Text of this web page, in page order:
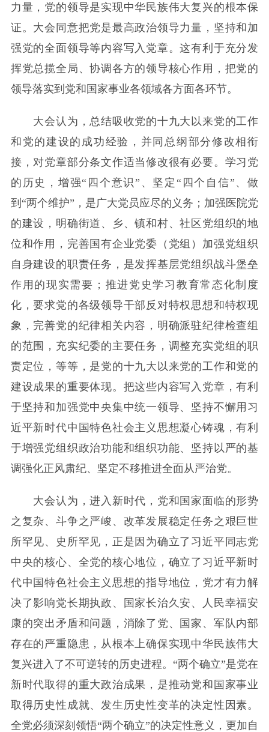
力量，党的领导是实现中华民族伟大复兴的根本保
证。大会同意把党是最高政治领导力量，坚持和加
强党的全面领导等内容写入党章。这有利于充分发
挥党总揽全局、协调各方的领导核心作用，把党的
领导落实到党和国家事业各领域各方面各环节。
大会认为，总结吸收党的十九大以来党的工作
和党的建设的成功经验，并同总纲部分修改相衔
接，对党章部分条文作适当修改很有必要。学习党
的历史，增强“四个意识”、坚定“四个自信”、做
到“两个维护”，是广大党员应尽的义务；加强医院党
的建设，明确街道、乡、镇和村、社区党组织的地
位和作用，完善国有企业党委（党组）加强党组织
自身建设的职责任务，是发挥基层党组织战斗堡垒
作用的现实需要；推进党史学习教育常态化制度
化，要求党的各级领导干部反对特权思想和特权现
象，完善党的纪律相关内容，明确派驻纪律检查组
的范围，充实纪委的主要任务，调整充实党组的职
责定位，等等，是党的十九大以来党的工作和党的
建设成果的重要体现。把这些内容写入党章，有利
于坚持和加强党中央集中统一领导、坚持不懈用习
近平新时代中国特色社会主义思想凝心铸魂，有利
于增强党组织政治功能和组织功能、坚持以严的基
调强化正风肃纪、坚定不移推进全面从严治党。
大会认为，进入新时代，党和国家面临的形势
之复杂、斗争之严峻、改革发展稳定任务之艰巨世
所罕见、史所罕见，正是因为确立了习近平同志党
中央的核心、全党的核心地位，确立了习近平新时
代中国特色社会主义思想的指导地位，党才有力解
决了影响党长期执政、国家长治久安、人民幸福安
康的突出矛盾和问题，消除了党、国家、军队内部
存在的严重隐患，从根本上确保实现中华民族伟大
复兴进入了不可逆转的历史进程。“两个确立”是党在
新时代取得的重大政治成果，是推动党和国家事业
取得历史性成就、发生历史性变革的决定性因素。
全党必须深刻领悟“两个确立”的决定性意义，更加自